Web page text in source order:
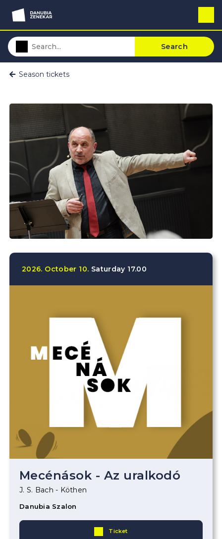
Search
Season tickets
2026. October 10. Saturday 17.00
Mecénások - Az uralkodó
J. S. Bach - Köthen
Danubia Szalon
Ticket